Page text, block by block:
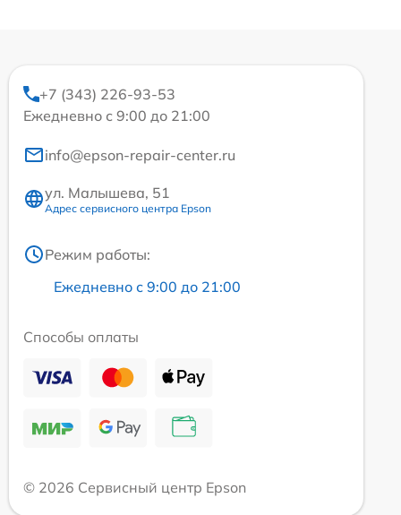
+7 (343) 226-93-53
Ежедневно с 9:00 до 21:00
info@epson-repair-center.ru
ул. Малышева, 51
Адрес сервисного центра Epson
Режим работы:
Ежедневно с 9:00 до 21:00
Способы оплаты
© 2026 Сервисный центр Epson